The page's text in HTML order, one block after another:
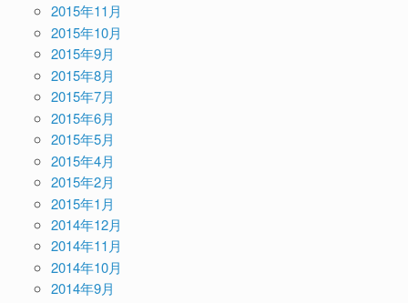
2015年11月
2015年10月
2015年9月
2015年8月
2015年7月
2015年6月
2015年5月
2015年4月
2015年2月
2015年1月
2014年12月
2014年11月
2014年10月
2014年9月